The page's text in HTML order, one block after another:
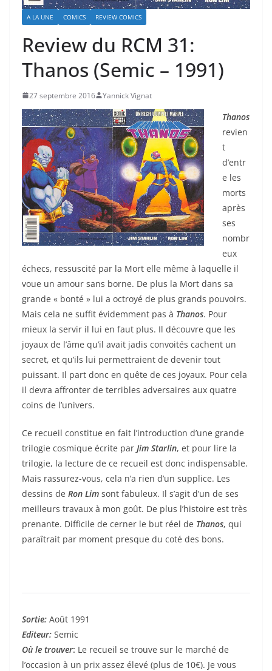
A LA UNE COMICS REVIEW COMICS
Review du RCM 31:
Thanos (Semic – 1991)
27 septembre 2016 Yannick Vignat
Thanos
revien
t
d’entr
e les
morts
après
ses
nombr
eux
échecs, ressuscité par la Mort elle même à laquelle il
voue un amour sans borne. De plus la Mort dans sa
grande « bonté » lui a octroyé de plus grands pouvoirs.
Mais cela ne suffit évidemment pas à Thanos. Pour
mieux la servir il lui en faut plus. Il découvre que les
joyaux de l’âme qu’il avait jadis convoités cachent un
secret, et qu’ils lui permettraient de devenir tout
puissant. Il part donc en quête de ces joyaux. Pour cela
il devra affronter de terribles adversaires aux quatre
coins de l’univers.
Ce recueil constitue en fait l’introduction d’une grande
trilogie cosmique écrite par Jim Starlin, et pour lire la
trilogie, la lecture de ce recueil est donc indispensable.
Mais rassurez-vous, cela n’a rien d’un supplice. Les
dessins de Ron Lim sont fabuleux. Il s’agit d’un de ses
meilleurs travaux à mon goût. De plus l’histoire est très
prenante. Difficile de cerner le but réel de Thanos, qui
paraîtrait par moment presque du coté des bons.
Sortie: Août 1991
Editeur: Semic
Où le trouver: Le recueil se trouve sur le marché de
l’occasion à un prix assez élevé (plus de 10€). Je vous